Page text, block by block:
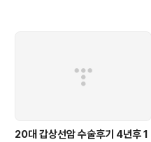
20대 갑상선암 수술후기 4년후 1